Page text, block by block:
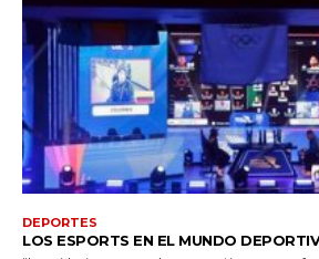
DEPORTES
LOS ESPORTS EN EL MUNDO